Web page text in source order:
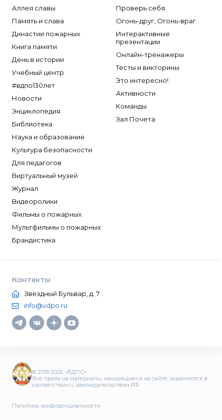
Аллея славы
Память и слава
Династии пожарных
Книга памяти
День в истории
Учебный центр
#вдпо130лет
Новости
Энциклопедия
Библиотека
Наука и образование
Культура безопасности
Для педагогов
Виртуальный музей
Журнал
Видеоролики
Фильмы о пожарных
Мультфильмы о пожарных
Брандистика
Проверь себя
Огонь-друг, Огонь-враг
Интерактивные
презентации
Онлайн-тренажеры
Тесты и викторины
Это интересно!
Активности
Команды
Зал Почета
Контакты
Звездный Бульвар, д. 7
info@vdpo.ru
© 2018-2026, «ВДПО»
Все права на материалы, находящиеся на сайте, охраняются в
соответствии с законодательством РФ.
Политика конфиденциальности